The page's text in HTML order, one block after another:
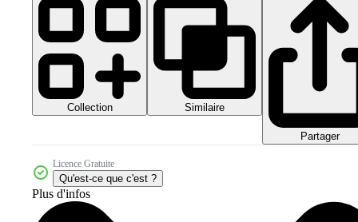
Collection Similaire
Partager
Licence Gratuite
Qu'est-ce que c'est ?
Plus d'infos